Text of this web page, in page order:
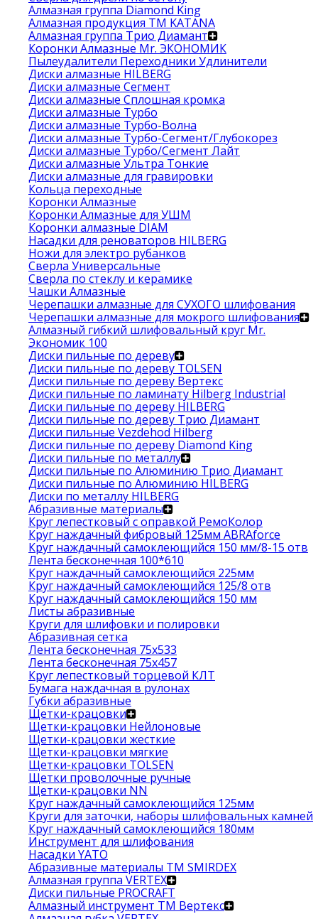
Алмазная группа Diamond King
Алмазная продукция ТМ KATANA
Алмазная группа Трио Диамант
Коронки Алмазные Mr. ЭКОНОМИК
Пылеудалители Переходники Удлинители
Диски алмазные HILBERG
Диски алмазные Сегмент
Диски алмазные Сплошная кромка
Диски алмазные Турбо
Диски алмазные Турбо-Волна
Диски алмазные Турбо-Сегмент/Глубокорез
Диски алмазные Турбо/Сегмент Лайт
Диски алмазные Ультра Тонкие
Диски алмазные для гравировки
Кольца переходные
Коронки Алмазные
Коронки Алмазные для УШМ
Коронки алмазные DIAM
Насадки для реноваторов HILBERG
Ножи для электро рубанков
Сверла Универсальные
Сверла по стеклу и керамике
Чашки Алмазные
Черепашки алмазные для СУХОГО шлифования
Черепашки алмазные для мокрого шлифования
Алмазный гибкий шлифовальный круг Mr.
Экономик 100
Диски пильные по дереву
Диски пильные по дереву TOLSEN
Диски пильные по дереву Вертекс
Диски пильные по ламинату Hilberg Industrial
Диски пильные по дереву HILBERG
Диски пильные по дереву Трио Диамант
Диски пильные Vezdehod Hilberg
Диски пильные по дереву Diamond King
Диски пильные по металлу
Диски пильные по Алюминию Трио Диамант
Диски пильные по Алюминию HILBERG
Диски по металлу HILBERG
Абразивные материалы
Круг лепестковый с оправкой РемоКолор
Круг наждачный фибровый 125мм ABRAforce
Круг наждачный самоклеющийся 150 мм/8-15 отв
Лента бесконечная 100*610
Круг наждачный самоклеющийся 225мм
Круг наждачный самоклеющийся 125/8 отв
Круг наждачный самоклеющийся 150 мм
Листы абразивные
Круги для шлифовки и полировки
Абразивная сетка
Лента бесконечная 75х533
Лента бесконечная 75х457
Круг лепестковый торцевой КЛТ
Бумага наждачная в рулонах
Губки абразивные
Щетки-крацовки
Щетки-крацовки Нейлоновые
Щетки-крацовки жесткие
Щетки-крацовки мягкие
Щетки-крацовки TOLSEN
Щетки проволочные ручные
Щетки-крацовки NN
Круг наждачный самоклеющийся 125мм
Круги для заточки, наборы шлифовальных камней
Круг наждачный самоклеющийся 180мм
Инструмент для шлифования
Насадки YATO
Абразивные материалы ТМ SMIRDEX
Алмазная группа VERTEX
Диски пильные PROCRAFT
Алмазный инструмент ТМ Вертекс